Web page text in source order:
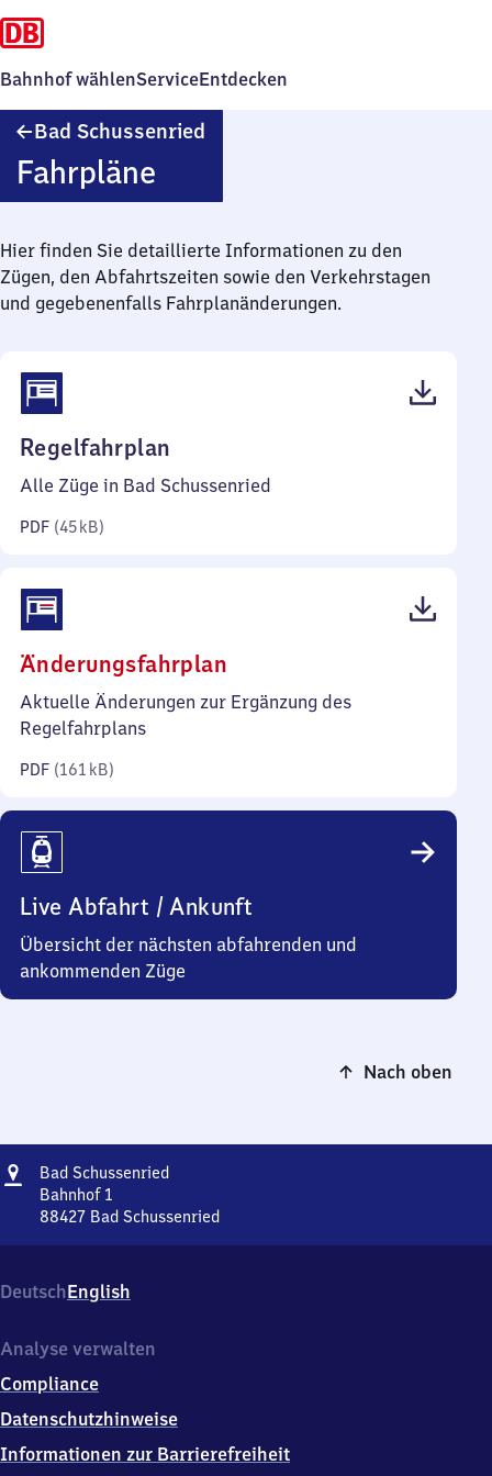
Bahnhof wählenServiceEntdecken
Bad Schussenried
Fahrpläne
Hier finden Sie detaillierte Informationen zu den
Zügen, den Abfahrtszeiten sowie den Verkehrstagen
und gegebenenfalls Fahrplanänderungen.
Regelfahrplan
45
Alle Züge in Bad Schussenried
PDF (45 kB)
Änderungsfahrplan
161
Aktuelle Änderungen zur Ergänzung des
Regelfahrplans
PDF (161 kB)
Live Abfahrt / Ankunft
Übersicht der nächsten abfahrenden und
ankommenden Züge
Nach oben
Adresse
Bad SchussenriedBa​
Schussenried
Bahnhof 1
88427 Bad Schussenried
Schussenried,
Bahnhof
8
4
2
Bad
DeutschEnglish
Analyse verwalten
Compliance
Datenschutzhinweise
Informationen zur Barrierefreiheit